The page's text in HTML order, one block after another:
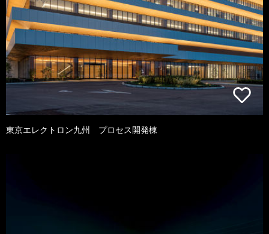
東京エレクトロン九州 プロセス開発棟